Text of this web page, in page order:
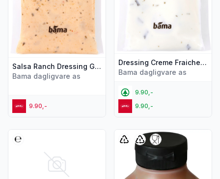
Salsa Ranch Dressing Girard's 56g
Bama dagligvare as
9.90,-
Dressing Creme Fraiche 45g Bama
Bama dagligvare as
9.90,-
9.90,-
Vis flere detaljer for produktet "Kraft Italian Dressing 235ml"
Vis flere detaljer for